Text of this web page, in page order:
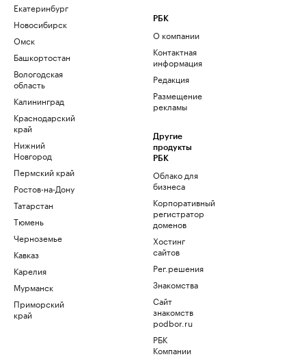
Екатеринбург
Новосибирск
Омск
Башкортостан
Вологодская
область
Калининград
Краснодарский
край
Нижний
Новгород
Пермский край
Ростов-на-Дону
Татарстан
Тюмень
Черноземье
Кавказ
Карелия
Мурманск
Приморский
край
РБК
О компании
Контактная
информация
Редакция
Размещение
рекламы
Другие
продукты
РБК
Облако для
бизнеса
Корпоративный
регистратор
доменов
Хостинг
сайтов
Рег.решения
Знакомства
Сайт
знакомств
podbor.ru
РБК
Компании